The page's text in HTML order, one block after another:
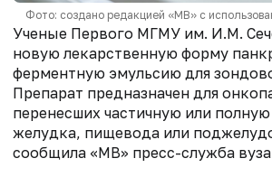
Фото: создано редакцией «МВ» с
Ученые Первого МГМУ им. И.М.
новую лекарственную форму
ферментную эмульсию для
Препарат предназначен для
перенесших частичную или
желудка, пищевода или
сообщила «МВ» пресс-служба